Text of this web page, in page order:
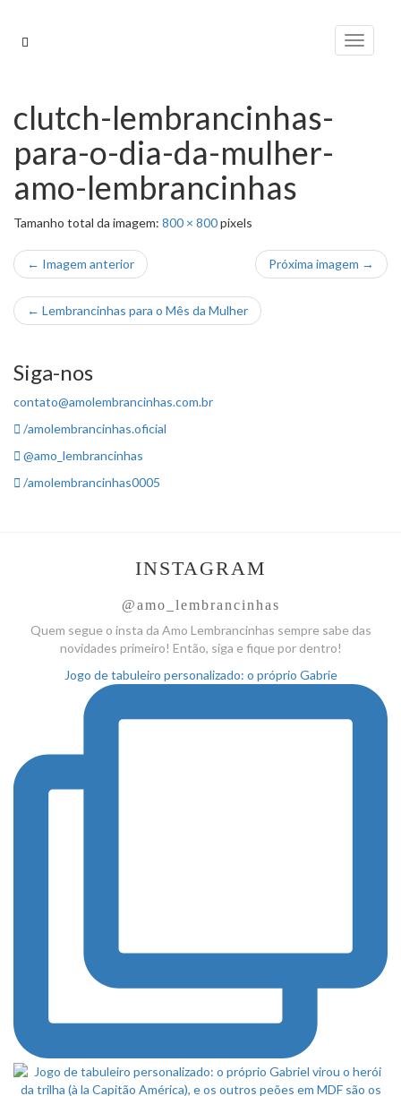
para
Alternar
clutch-lembrancinhas-
para-o-dia-da-mulher-
amo-lembrancinhas
Tamanho total da imagem: 800 × 800pixels
← Imagem anterior Próxima imagem →
← Lembrancinhas para o Mês da Mulher
Siga-nos
contato@amolembrancinhas.com.br
/amolembrancinhas.oficial
@amo_lembrancinhas
/amolembrancinhas0005
INSTAGRAM
@amo_lembrancinhas
Quem segue o insta da Amo Lembrancinhas sempre sabe das
novidades primeiro! Então, siga e fique por dentro!
Jogo de tabuleiro personalizado: o próprio Gabrie